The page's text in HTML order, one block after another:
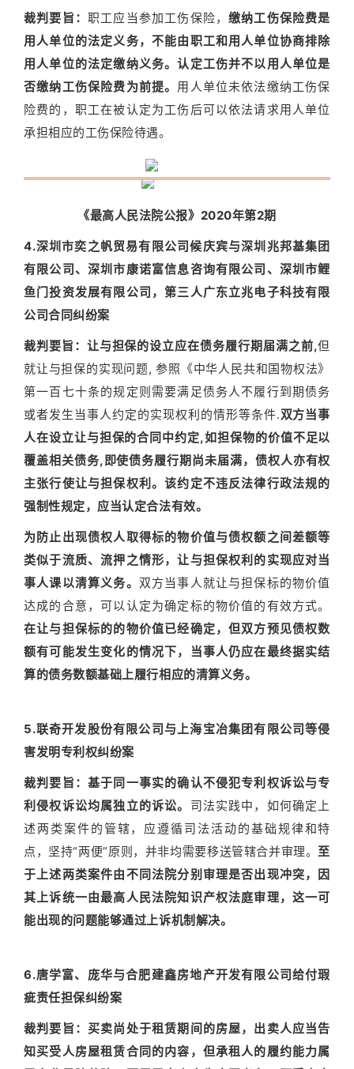
裁判要旨： 职工应当参加工伤保险，缴纳工伤保险费是
用人单位的法定义务，不能由职工和用人单位协商排除
用人单位的法定缴纳义务。认定工伤并不以用人单位是
否缴纳工伤保险费为前提。 用人单位未依法缴纳工伤保
险费的，职工在被认定为工伤后可以依法请求用人单位
承担相应的工伤保险待遇。
《最高人民法院公报》2020年第2期
4.深圳市奕之帆贸易有限公司候庆宾与深圳兆邦基集团
有限公司、深圳市康诺富信息咨询有限公司、深圳市鲤
鱼门投资发展有限公司，第三人广东立兆电子科技有限
公司合同纠纷案
裁判要旨： 让与担保的设立应在债务履行期届满之前,但
就让与担保的实现问题, 参照《中华人民共和国物权法》
第一百七十条的规定则需要满足债务人不履行到期债务
或者发生当事人约定的实现权利的情形等条件.双方当事
人在设立让与担保的合同中约定,如担保物的价值不足以
覆盖相关债务,即使债务履行期尚未届满，债权人亦有权
主张行使让与担保权利。该约定不违反法律行政法规的
强制性规定，应当认定合法有效。
为防止出现债权人取得标的物价值与债权额之间差额等
类似于流质、流押之情形，让与担保权利的实现应对当
事人课以清算义务。 双方当事人就让与担保标的物价值
达成的合意，可以认定为确定标的物价值的有效方式。
在让与担保标的的物价值已经确定，但双方预见债权数
额有可能发生变化的情况下，当事人仍应在最终据实结
算的债务数额基础上履行相应的清算义务。
5.联奇开发股份有限公司与上海宝冶集团有限公司等侵
害发明专利权纠纷案
裁判要旨： 基于同一事实的确认不侵犯专利权诉讼与专
利侵权诉讼均属独立的诉讼。 司法实践中，如何确定上
述两类案件的管辖，应遵循司法活动的基础规律和特
点，坚持“两便”原则，并非均需要移送管辖合并审理。至
于上述两类案件由不同法院分别审理是否出现冲突，因
其上诉统一由最高人民法院知识产权法庭审理，这一可
能出现的问题能够通过上诉机制解决。
6.唐学富、庞华与合肥建鑫房地产开发有限公司给付瑕
疵责任担保纠纷案
裁判要旨： 买卖尚处于租赁期间的房屋，出卖人应当告
知买受人房屋租赁合同的内容，但承租人的履约能力属